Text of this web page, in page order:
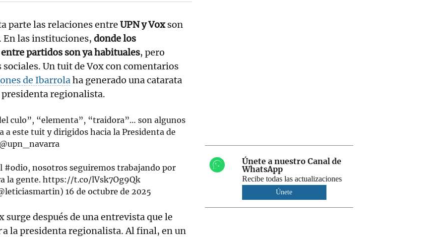
parte las relaciones entre UPN y Voxson
En las instituciones, donde los
partidos son ya habituales, pero
Un tuit de Vox con comentarios
de Ibarrolaha generado una catarata
regionalista.
culo”, “elementa”, “traidora”… son algunos
a este tuit y dirigidos hacia la Presidenta de
@upn_navarra
#odio, nosotros seguiremos trabajando por
la gente.https://t.co/lVsk7Og9Qk
16 de octubre de 2025
surge después de una entrevista que le
a la presidenta regionalista. Al final, en un
Únete a nuestro Canal de
WhatsApp
Recibe todas las actualizaciones
Únete